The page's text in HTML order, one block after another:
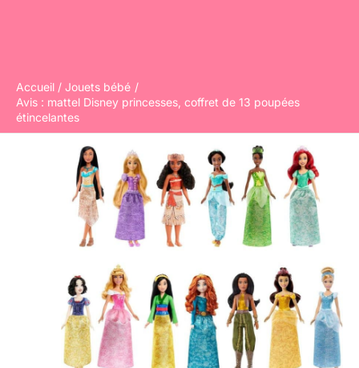
Accueil
Jouets bébé
Avis : mattel Disney princesses, coffret de 13 poupées
étincelantes